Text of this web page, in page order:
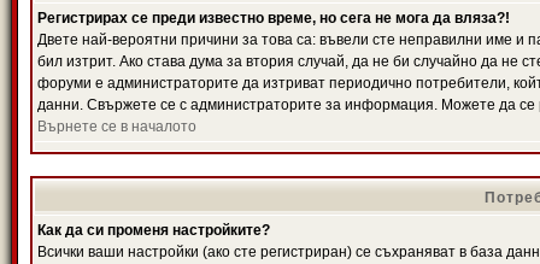
Регистрирах се преди известно време, но сега не мога да вляза?!
Двете най-вероятни причини за това са: въвели сте неправилни име и
бил изтрит. Ако става дума за втория случай, да не би случайно да
форуми е администраторите да изтриват периодично потребители,
данни. Свържете се с администраторите за информация. Можете да се
Върнете се в началото
Как да си променя настройките?
Всички ваши настройки (ако сте регистриран) се съхраняват в база